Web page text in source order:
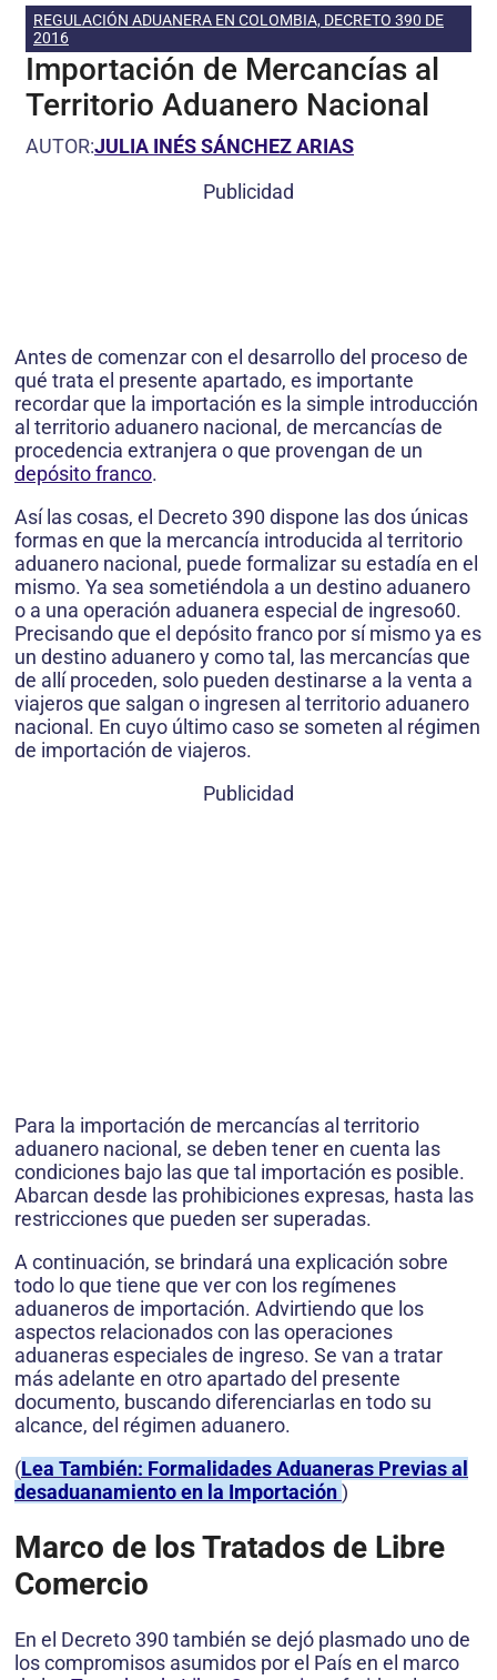
REGULACIÓN ADUANERA EN COLOMBIA, DECRETO 390 DE
2016
Importación de Mercancías al
Territorio Aduanero Nacional
AUTOR:JULIA INÉS SÁNCHEZ ARIAS
Publicidad
Antes de comenzar con el desarrollo del proceso de
qué trata el presente apartado, es importante
recordar que la importación es la simple introducción
al territorio aduanero nacional, de mercancías de
procedencia extranjera o que provengan de un
depósito franco.
Así las cosas, el Decreto 390 dispone las dos únicas
formas en que la mercancía introducida al territorio
aduanero nacional, puede formalizar su estadía en el
mismo. Ya sea sometiéndola a un destino aduanero
o a una operación aduanera especial de ingreso60.
Precisando que el depósito franco por sí mismo ya es
un destino aduanero y como tal, las mercancías que
de allí proceden, solo pueden destinarse a la venta a
viajeros que salgan o ingresen al territorio aduanero
nacional. En cuyo último caso se someten al régimen
de importación de viajeros.
Publicidad
Para la importación de mercancías al territorio
aduanero nacional, se deben tener en cuenta las
condiciones bajo las que tal importación es posible.
Abarcan desde las prohibiciones expresas, hasta las
restricciones que pueden ser superadas.
A continuación, se brindará una explicación sobre
todo lo que tiene que ver con los regímenes
aduaneros de importación. Advirtiendo que los
aspectos relacionados con las operaciones
aduaneras especiales de ingreso. Se van a tratar
más adelante en otro apartado del presente
documento, buscando diferenciarlas en todo su
alcance, del régimen aduanero.
(Lea También: Formalidades Aduaneras Previas al
desaduanamiento en la Importación)
Marco de los Tratados de Libre
Comercio
En el Decreto 390 también se dejó plasmado uno de
los compromisos asumidos por el País en el marco